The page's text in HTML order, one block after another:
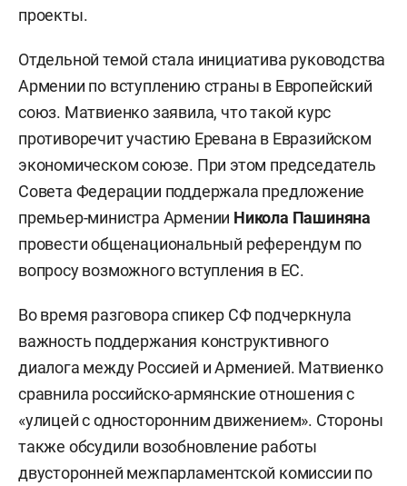
проекты.
Отдельной темой стала инициатива руководства
Армении по вступлению страны в Европейский
союз. Матвиенко заявила, что такой курс
противоречит участию Еревана в Евразийском
экономическом союзе. При этом председатель
Совета Федерации поддержала предложение
премьер-министра Армении Никола Пашиняна
провести общенациональный референдум по
вопросу возможного вступления в ЕС.
Во время разговора спикер СФ подчеркнула
важность поддержания конструктивного
диалога между Россией и Арменией. Матвиенко
сравнила российско-армянские отношения с
«улицей с односторонним движением». Стороны
также обсудили возобновление работы
двусторонней межпарламентской комиссии по